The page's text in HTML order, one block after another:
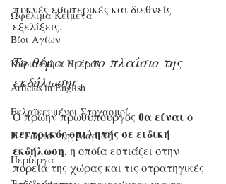
Ωφέλιμα Κείμενα
Βίοι Αγίων
Κύριο Θέμα Ημέρας
Articles in English
Εκλαϊκευμένοι Στοχασμοί
Η "Γωνιά" της Μαρίας
Περίεργα
πυκνές εσωτερικές και διεθνείς
εξελίξεις.
Το θέμα και το πλαίσιο της
εκδήλωσης
Ο πρώην πρωθυπουργός θα είναι ο
κεντρικός ομιλητής σε ειδική
εκδήλωση, η οποία εστιάζει στην
πορεία της χώρας και τις στρατηγικές